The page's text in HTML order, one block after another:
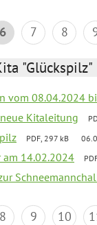
6 7 8
"Glückspilz"
vom 08.04.2024
Kitaleitung
PDF, 297 kB
14.02.2024
8 9 10